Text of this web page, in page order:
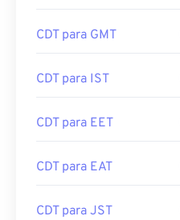
CDT para GMT
CDT para IST
CDT para EET
CDT para EAT
CDT para JST